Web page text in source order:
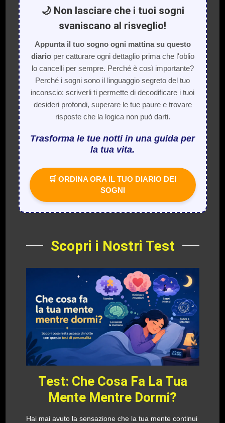
🌙 Non lasciare che i tuoi sogni
svaniscano al risveglio!
Appunta il tuo sogno ogni mattina su questo
diarioper catturare ogni dettaglio prima che l'oblio
lo cancelli per sempre. Perché è così importante?
Perché i sogni sono il linguaggio segreto del tuo
inconscio: scriverli ti permette di decodificare i tuoi
desideri profondi, superare le tue paure e trovare
risposte che la logica non può darti.
Trasforma le tue notti in una guida per
la tua vita.
🛒 ORDINA ORA IL TUO DIARIO DEI
SOGNI
Scopri i Nostri Test
Test: Che Cosa Fa La Tua
Mente Mentre Dormi?
Hai mai avuto la sensazione che la tua mente continui